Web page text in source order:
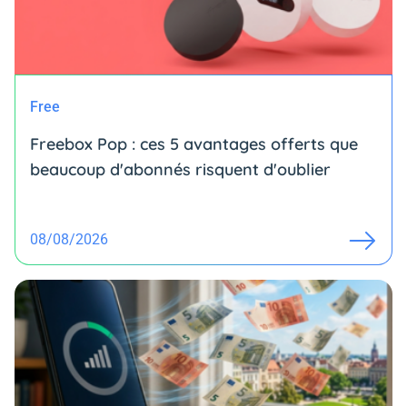
Free
Freebox Pop : ces 5 avantages offerts que
beaucoup d'abonnés risquent d'oublier
08/08/2026